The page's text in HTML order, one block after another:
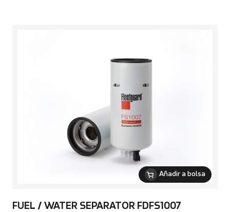
Añadir a bolsa
FUEL / WATER SEPARATOR FDFS1007